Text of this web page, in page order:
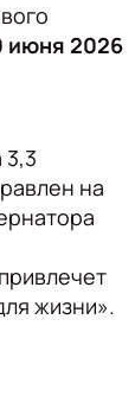
июня 2026
на
жизни».